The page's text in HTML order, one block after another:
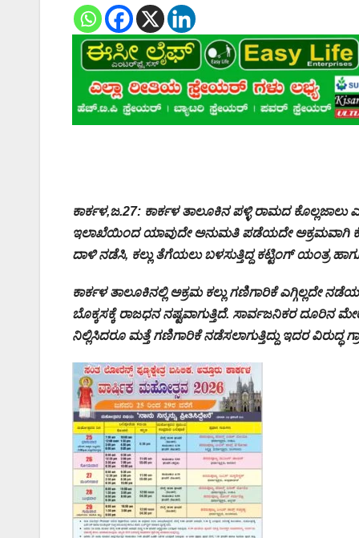
ಕಾರ್ಕಳ,ಜ.27: ಕಾರ್ಕಳ ತಾಲೂಕಿನ ಪಳ್ಳಿ ರಾಮದ
ಇಲಾಖೆಯಿಂದ ಯಾವುದೇ ಅನುಮತಿ ಪಡೆಯದೇ ಅಕ್ರಮವಾಗಿ
ದಾಳಿ ನಡೆಸಿ, ಕಲ್ಲು ತೆಗೆಯಲು ಬಳಸುತ್ತಿದ್ದ ಕಟ್ಟಿಂಗ್ ಯಂತ್ರ
ಕಾರ್ಕಳ ತಾಲೂಕಿನಲ್ಲಿ ಅಕ್ರಮ ಕಲ್ಲು ಗಣಿಗಾರಿಕೆ ಎಗ್ಗಿಲ್ಲದೇ
ಬೊಕ್ಕಸಕ್ಕೆ ರಾಜಧನ ನಷ್ಟವಾಗುತ್ತಿದೆ. ಸಾರ್ವಜನಿಕರ ದೂರಿನ
ನಿಲ್ಲಿಸಿದರೂ ಮತ್ತೆ ಗಣಿಗಾರಿಕೆ ನಡೆಸಲಾಗುತ್ತಿದ್ದು ಇದರ ವಿರುದ್ಧ